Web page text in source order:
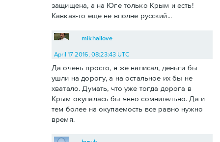
защищена, а на Юге только Крым и есть!
Кавказ-то еще не вполне русский...
mikhailove
April 17 2016, 08:23:43 UTC
Да очень просто, я же написал, деньги бы
ушли на дорогу, а на остальное их бы не
хватало. Думать, что уже тогда дорога в
Крым окупалась бы явно сомнительно. Да и
тем более на окупаемость все равно нужно
время.